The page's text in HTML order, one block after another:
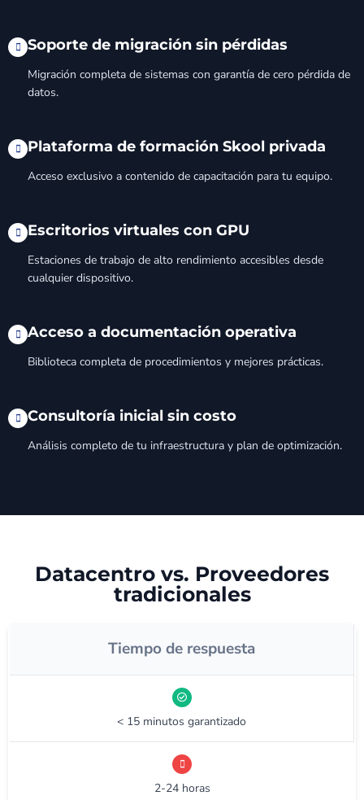
Soporte de migración sin pérdidas
Migración completa de sistemas con garantía de cero pérdida de
datos.
Plataforma de formación Skool privada
Acceso exclusivo a contenido de capacitación para tu equipo.
Escritorios virtuales con GPU
Estaciones de trabajo de alto rendimiento accesibles desde
cualquier dispositivo.
Acceso a documentación operativa
Biblioteca completa de procedimientos y mejores prácticas.
Consultoría inicial sin costo
Análisis completo de tu infraestructura y plan de optimización.
Datacentro vs. Proveedores
tradicionales
Tiempo de respuesta
< 15 minutos garantizado
2-24 horas